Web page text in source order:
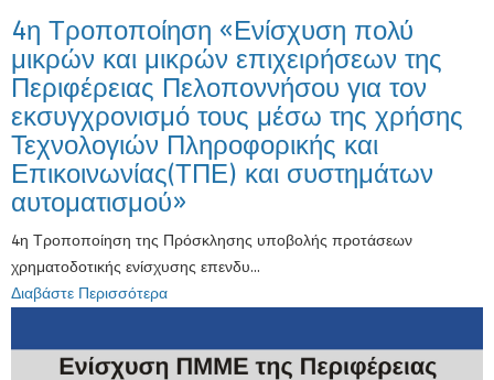
4η Τροποποίηση «Ενίσχυση πολύ
μικρών και μικρών επιχειρήσεων της
Περιφέρειας Πελοποννήσου για τον
εκσυγχρονισμό τους μέσω της χρήσης
Τεχνολογιών Πληροφορικής και
Επικοινωνίας(ΤΠΕ) και συστημάτων
αυτοματισμού»
4η Τροποποίηση της Πρόσκλησης υποβολής προτάσεων
χρηματοδοτικής ενίσχυσης επενδυ...
Διαβάστε Περισσότερα